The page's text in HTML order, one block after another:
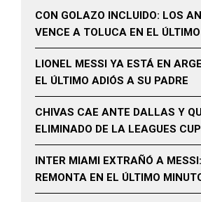
CON GOLAZO INCLUIDO: LOS
VENCE A TOLUCA EN EL
LIONEL MESSI YA ESTÁ EN
EL ÚLTIMO ADIÓS A SU PADRE
CHIVAS CAE ANTE DALLAS Y
ELIMINADO DE LA LEAGUES CUP
INTER MIAMI EXTRAÑÓ A
REMONTA EN EL ÚLTIMO